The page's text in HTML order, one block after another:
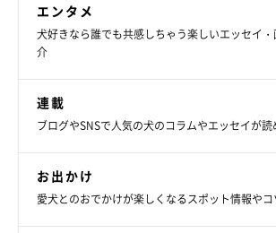
エンタメ
犬好きなら誰でも共感しちゃう楽しいエッセイ
介
連載
ブログやSNSで人気の犬のコラムやエッセイが
お出かけ
愛犬とのおでかけが楽しくなるスポット情報や